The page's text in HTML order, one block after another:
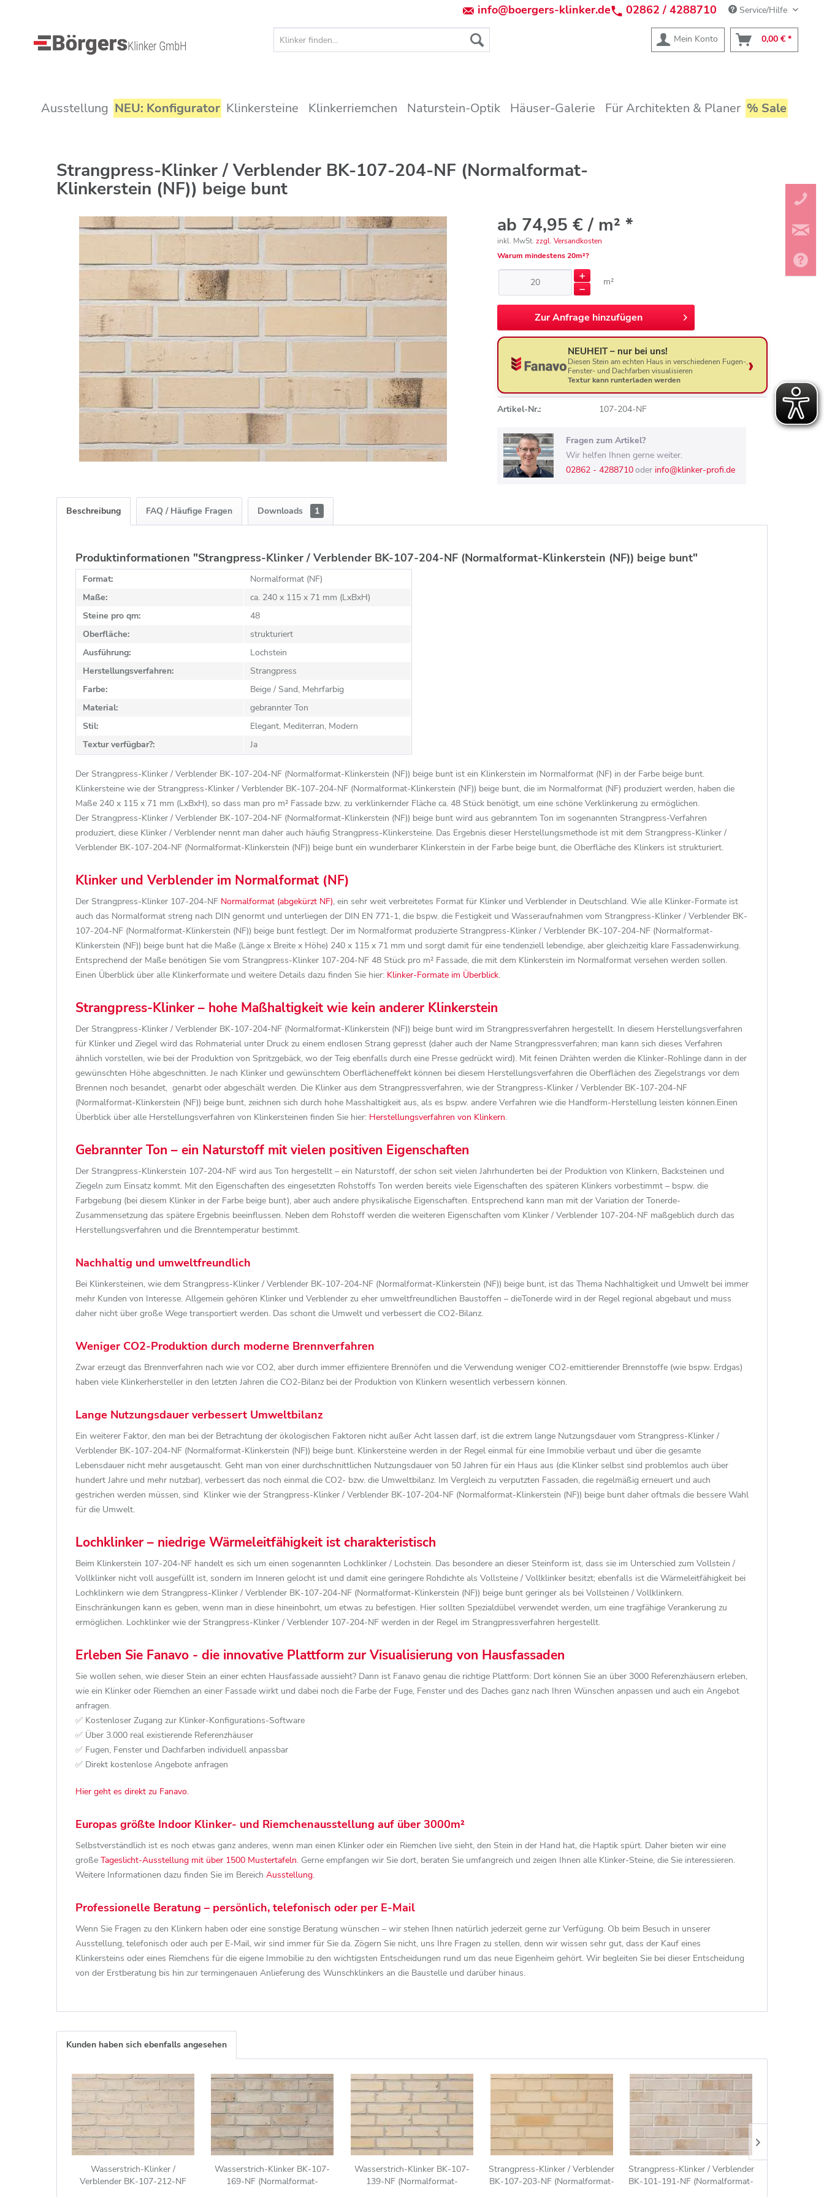
info@boergers-klinker.de 02862 / 4288710 Service/Hilfe
Mein Konto 0,00 € *
Ausstellung NEU: Konfigurator Klinkersteine Klinkerriemchen Naturstein-Optik Häuser-Galerie Für Architekten & Planer % Sale
Strangpress-Klinker / Verblender BK-107-204-NF (Normalformat-
Klinkerstein (NF)) beige bunt
ab 74,95 € / m² *
inkl. MwSt.zzgl. Versandkosten
Warum mindestens 20m²?
m²
ZurAnfrage hinzufügen
NEUHEIT – nur bei uns!
Diesen Stein am echten Haus in verschiedenen Fugen-,
Fenster- und Dachfarben visualisieren
Textur kann runterladen werden
Artikel-Nr.: 107-204-NF
Fragen zum Artikel?
Wir helfen Ihnen gerne weiter.
02862 - 4288710oder info@klinker-profi.de
Beschreibung FAQ / Häufige Fragen Downloads 1
Produktinformationen "Strangpress-Klinker / Verblender BK-107-204-NF (Normalformat-Klinkerstein (NF)) beige bunt"
Format:
Normalformat (NF)
Maße:
ca. 240 x 115 x 71 mm (LxBxH)
Steine pro qm:
48
Oberfläche:
strukturiert
Ausführung:
Lochstein
Herstellungsverfahren:
Strangpress
Farbe:
Beige / Sand, Mehrfarbig
Material:
gebrannter Ton
Stil:
Elegant, Mediterran, Modern
Textur verfügbar?:
Ja
Der Strangpress-Klinker / Verblender BK-107-204-NF (Normalformat-Klinkerstein (NF)) beige bunt ist ein Klinkerstein im Normalformat (NF) in der Farbe beige bunt.
Klinkersteine wie der Strangpress-Klinker / Verblender BK-107-204-NF (Normalformat-Klinkerstein (NF)) beige bunt, die im Normalformat (NF) produziert werden, haben die
Maße 240 x 115 x 71 mm (LxBxH), so dass man pro m² Fassade bzw. zu verklinkernder Fläche ca. 48 Stück benötigt, um eine schöne Verklinkerung zu ermöglichen.
Der Strangpress-Klinker / Verblender BK-107-204-NF (Normalformat-Klinkerstein (NF)) beige bunt wird aus gebranntem Ton im sogenannten Strangpress-Verfahren
produziert, diese Klinker / Verblender nennt man daher auch häufig Strangpress-Klinkersteine. Das Ergebnis dieser Herstellungsmethode ist mit dem Strangpress-Klinker /
Verblender BK-107-204-NF (Normalformat-Klinkerstein (NF)) beige bunt ein wunderbarer Klinkerstein in der Farbe beige bunt, die Oberfläche des Klinkers ist strukturiert.
Klinker und Verblender im Normalformat (NF)
Der Strangpress-Klinker 107-204-NF Normalformat (abgekürzt NF), ein sehr weit verbreitetes Format für Klinker und Verblender in Deutschland. Wie alle Klinker-Formate ist
auch das Normalformat streng nach DIN genormt und unterliegen der DIN EN 771-1, die bspw. die Festigkeit und Wasseraufnahmen vom Strangpress-Klinker / Verblender BK-
107-204-NF (Normalformat-Klinkerstein (NF)) beige bunt festlegt. Der im Normalformat produzierte Strangpress-Klinker / Verblender BK-107-204-NF (Normalformat-
Klinkerstein (NF)) beige bunt hat die Maße (Länge x Breite x Höhe) 240 x 115 x 71 mm und sorgt damit für eine tendenziell lebendige, aber gleichzeitig klare Fassadenwirkung.
Entsprechend der Maße benötigen Sie vom Strangpress-Klinker 107-204-NF 48 Stück pro m² Fassade, die mit dem Klinkerstein im Normalformat versehen werden sollen.
Einen Überblick über alle Klinkerformate und weitere Details dazu finden Sie hier: Klinker-Formate im Überblick.
Strangpress-Klinker – hohe Maßhaltigkeit wie kein anderer Klinkerstein
Der Strangpress-Klinker / Verblender BK-107-204-NF (Normalformat-Klinkerstein (NF)) beige bunt wird im Strangpressverfahren hergestellt. In diesem Herstellungsverfahren
für Klinker und Ziegel wird das Rohmaterial unter Druck zu einem endlosen Strang gepresst (daher auch der Name Strangpressverfahren; man kann sich dieses Verfahren
ähnlich vorstellen, wie bei der Produktion von Spritzgebäck, wo der Teig ebenfalls durch eine Presse gedrückt wird). Mit feinen Drähten werden die Klinker-Rohlinge dann in der
gewünschten Höhe abgeschnitten. Je nach Klinker und gewünschtem Oberflächeneffekt können bei diesem Herstellungsverfahren die Oberflächen des Ziegelstrangs vor dem
Brennen noch besandet, genarbt oder abgeschält werden. Die Klinker aus dem Strangpressverfahren, wie der Strangpress-Klinker / Verblender BK-107-204-NF
(Normalformat-Klinkerstein (NF)) beige bunt, zeichnen sich durch hohe Masshaltigkeit aus, als es bspw. andere Verfahren wie die Handform-Herstellung leisten können.Einen
Überblick über alle Herstellungsverfahren von Klinkersteinen finden Sie hier: Herstellungsverfahren von Klinkern.
Gebrannter Ton – ein Naturstoff mit vielen positiven Eigenschaften
Der Strangpress-Klinkerstein 107-204-NF wird aus Ton hergestellt – ein Naturstoff, der schon seit vielen Jahrhunderten bei der Produktion von Klinkern, Backsteinen und
Ziegeln zum Einsatz kommt. Mit den Eigenschaften des eingesetzten Rohstoffs Ton werden bereits viele Eigenschaften des späteren Klinkers vorbestimmt – bspw. die
Farbgebung (bei diesem Klinker in der Farbe beige bunt), aber auch andere physikalische Eigenschaften. Entsprechend kann man mit der Variation der Tonerde-
Zusammensetzung das spätere Ergebnis beeinflussen. Neben dem Rohstoff werden die weiteren Eigenschaften vom Klinker / Verblender 107-204-NF maßgeblich durch das
Herstellungsverfahren und die Brenntemperatur bestimmt.
Nachhaltig und umweltfreundlich
Bei Klinkersteinen, wie dem Strangpress-Klinker / Verblender BK-107-204-NF (Normalformat-Klinkerstein (NF)) beige bunt, ist das Thema Nachhaltigkeit und Umwelt bei immer
mehr Kunden von Interesse. Allgemein gehören Klinker und Verblender zu eher umweltfreundlichen Baustoffen – dieTonerde wird in der Regel regional abgebaut und muss
daher nicht über große Wege transportiert werden. Das schont die Umwelt und verbessert die CO2-Bilanz.
Weniger CO2-Produktion durch moderne Brennverfahren
Zwar erzeugt das Brennverfahren nach wie vor CO2, aber durch immer effizientere Brennöfen und die Verwendung weniger CO2-emittierender Brennstoffe (wie bspw. Erdgas)
haben viele Klinkerhersteller in den letzten Jahren die CO2-Bilanz bei der Produktion von Klinkern wesentlich verbessern können.
Lange Nutzungsdauer verbessert Umweltbilanz
Ein weiterer Faktor, den man bei der Betrachtung der ökologischen Faktoren nicht außer Acht lassen darf, ist die extrem lange Nutzungsdauer vom Strangpress-Klinker /
Verblender BK-107-204-NF (Normalformat-Klinkerstein (NF)) beige bunt. Klinkersteine werden in der Regel einmal für eine Immobilie verbaut und über die gesamte
Lebensdauer nicht mehr ausgetauscht. Geht man von einer durchschnittlichen Nutzungsdauer von 50 Jahren für ein Haus aus (die Klinker selbst sind problemlos auch über
hundert Jahre und mehr nutzbar), verbessert das noch einmal die CO2- bzw. die Umweltbilanz. Im Vergleich zu verputzten Fassaden, die regelmäßig erneuert und auch
gestrichen werden müssen, sind Klinker wie der Strangpress-Klinker / Verblender BK-107-204-NF (Normalformat-Klinkerstein (NF)) beige bunt daher oftmals die bessere Wahl
für die Umwelt.
Lochklinker – niedrige Wärmeleitfähigkeit ist charakteristisch
Beim Klinkerstein 107-204-NF handelt es sich um einen sogenannten Lochklinker / Lochstein. Das besondere an dieser Steinform ist, dass sie im Unterschied zum Vollstein /
Vollklinker nicht voll ausgefüllt ist, sondern im Inneren gelocht ist und damit eine geringere Rohdichte als Vollsteine / Vollklinker besitzt; ebenfalls ist die Wärmeleitfähigkeit bei
Lochklinkern wie dem Strangpress-Klinker / Verblender BK-107-204-NF (Normalformat-Klinkerstein (NF)) beige bunt geringer als bei Vollsteinen / Vollklinkern.
Einschränkungen kann es geben, wenn man in diese hineinbohrt, um etwas zu befestigen. Hier sollten Spezialdübel verwendet werden, um eine tragfähige Verankerung zu
ermöglichen. Lochklinker wie der Strangpress-Klinker / Verblender 107-204-NF werden in der Regel im Strangpressverfahren hergestellt.
Erleben Sie Fanavo - die innovative Plattform zur Visualisierung von Hausfassaden
Sie wollen sehen, wie dieser Stein an einer echten Hausfassade aussieht? Dann ist Fanavo genau die richtige Plattform: Dort können Sie an über 3000 Referenzhäusern erleben,
wie ein Klinker oder Riemchen an einer Fassade wirkt und dabei noch die Farbe der Fuge, Fenster und des Daches ganz nach Ihren Wünschen anpassen und auch ein Angebot
anfragen.
✅ Kostenloser Zugang zur Klinker-Konfigurations-Software
✅ Über 3.000 real existierende Referenzhäuser
✅ Fugen, Fenster und Dachfarben individuell anpassbar
✅ Direkt kostenlose Angebote anfragen
Hier geht es direkt zu Fanavo.
Europas größte Indoor Klinker- und Riemchenausstellung auf über 3000m²
Selbstverständlich ist es noch etwas ganz anderes, wenn man einen Klinker oder ein Riemchen live sieht, den Stein in der Hand hat, die Haptik spürt. Daher bieten wir eine
große Tageslicht-Ausstellung mit über 1500 Mustertafeln. Gerne empfangen wir Sie dort, beraten Sie umfangreich und zeigen Ihnen alle Klinker-Steine, die Sie interessieren.
Weitere Informationen dazu finden Sie im Bereich Ausstellung.
Professionelle Beratung – persönlich, telefonisch oder per E-Mail
Wenn Sie Fragen zu den Klinkern haben oder eine sonstige Beratung wünschen – wir stehen Ihnen natürlich jederzeit gerne zur Verfügung. Ob beim Besuch in unserer
Ausstellung, telefonisch oder auch per E-Mail, wir sind immer für Sie da. Zögern Sie nicht, uns Ihre Fragen zu stellen, denn wir wissen sehr gut, dass der Kauf eines
Klinkersteins oder eines Riemchens für die eigene Immobilie zu den wichtigsten Entscheidungen rund um das neue Eigenheim gehört. Wir begleiten Sie bei dieser Entscheidung
von der Erstberatung bis hin zur termingenauen Anlieferung des Wunschklinkers an die Baustelle und darüber hinaus.
Kunden haben sich ebenfalls angesehen
Wasserstrich-Klinker /
Verblender BK-107-212-NF
Wasserstrich-Klinker BK-107-
169-NF (Normalformat-
Wasserstrich-Klinker BK-107-
139-NF (Normalformat-
Strangpress-Klinker / Verblender
BK-107-203-NF (Normalformat-
Strangpress-Klinker / Verblender
BK-101-191-NF (Normalformat-